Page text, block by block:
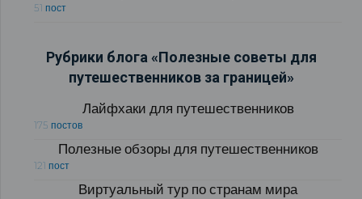
51 пост
Рубрики блога «Полезные советы для
путешественников за границей»
Лайфхаки для путешественников
175 постов
Полезные обзоры для путешественников
121 пост
Виртуальный тур по странам мира